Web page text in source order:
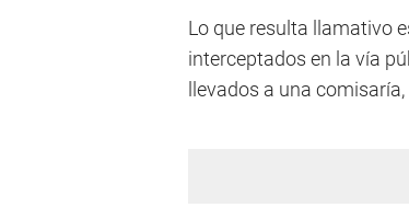
Lo que resulta llamativo
interceptados en la vía
llevados a una